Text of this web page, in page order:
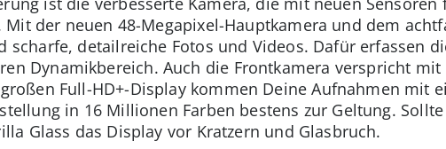
der neuen 48-Megapixel-Hauptkamera und dem
scharfe, detailreiche Fotos und Videos. Dafür erfassen
Dynamikbereich. Auch die Frontkamera verspricht mit
Full-HD+-Display kommen Deine Aufnahmen mit
in 16 Millionen Farben bestens zur Geltung.
Glass das Display vor Kratzern und Glasbruch.